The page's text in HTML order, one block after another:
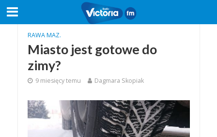
RAWA MAZ.
Miasto jest gotowe do
zimy?
9 miesięcy temu Dagmara Skopiak